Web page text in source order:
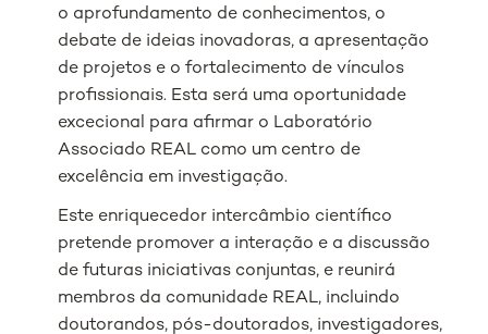
o aprofundamento de conhecimentos, o
debate de ideias inovadoras, a apresentação
de projetos e o fortalecimento de vínculos
profissionais. Esta será uma oportunidade
excecional para afirmar o Laboratório
Associado REAL como um centro de
excelência em investigação.
Este enriquecedor intercâmbio científico
pretende promover a interação e a discussão
de futuras iniciativas conjuntas, e reunirá
membros da comunidade REAL, incluindo
doutorandos, pós-doutorados, investigadores,